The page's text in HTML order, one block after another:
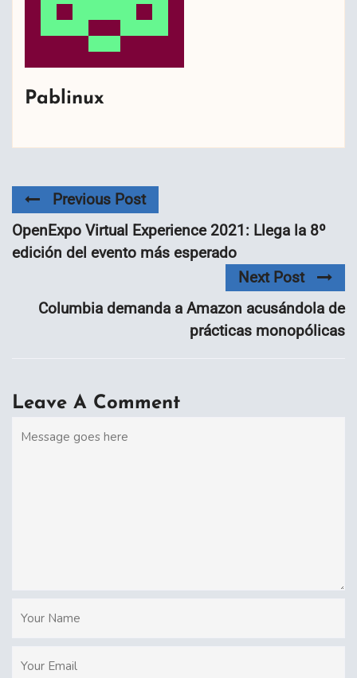
Pablinux
Previous Post
OpenExpo Virtual Experience 2021: Llega la 8º
edición del evento más esperado
Next Post
Columbia demanda a Amazon acusándola de
prácticas monopólicas
Leave A Comment